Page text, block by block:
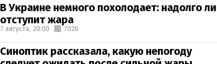
В Украине немного похолодает: надолго ли
отступит жара
7 августа, 20:00 7026
Синоптик рассказала, какую непогоду